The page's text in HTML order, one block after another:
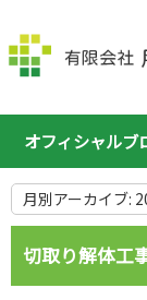
オフィシャルブ
月別アーカイブ:
切取り解体